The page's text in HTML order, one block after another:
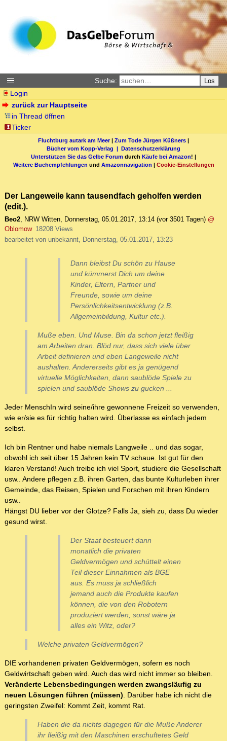
Suche: Los
Login
zurück zur Hauptseite
in Thread öffnen
Ticker
Fluchtburg autark am Meer| Zum Tode Jürgen Küßners |
Bücher vom Kopp-Verlag | Datenschutzerklärung
Unterstützen Sie das Gelbe Forum durch Käufe bei Amazon! |
Weitere Buchempfehlungen und Amazonnavigation | Cookie-Einstellungen
Der Langeweile kann tausendfach geholfen werden
(edit.).
Beo2, NRW Witten, Donnerstag, 05.01.2017, 13:14 (vor 3501 Tagen) @
Oblomow 18208 Views
bearbeitet von unbekannt, Donnerstag, 05.01.2017, 13:23
Dann bleibst Du schön zu Hause
und kümmerst Dich um deine
Kinder, Eltern, Partner und
Freunde, sowie um deine
Persönlichkeitsentwicklung (z.B.
Allgemeinbildung, Kultur etc.).
Muße eben. Und Muse. Bin da schon jetzt fleißig
am Arbeiten dran. Blöd nur, dass sich viele über
Arbeit definieren und eben Langeweile nicht
aushalten. Andererseits gibt es ja genügend
virtuelle Möglichkeiten, dann saublöde Spiele zu
spielen und saublöde Shows zu gucken ...
Jeder MenschIn wird seine/ihre gewonnene Freizeit so verwenden,
wie er/sie es für richtig halten wird. Überlasse es einfach jedem
selbst.
Ich bin Rentner und habe niemals Langweile .. und das sogar,
obwohl ich seit über 15 Jahren kein TV schaue. Ist gut für den
klaren Verstand! Auch treibe ich viel Sport, studiere die Gesellschaft
usw.. Andere pflegen z.B. ihren Garten, das bunte Kulturleben ihrer
Gemeinde, das Reisen, Spielen und Forschen mit ihren Kindern
usw..
Hängst DU lieber vor der Glotze? Falls Ja, sieh zu, dass Du wieder
gesund wirst.
Der Staat besteuert dann
monatlich die privaten
Geldvermögen und schüttelt einen
Teil dieser Einnahmen als BGE
aus. Es muss ja schließlich
jemand auch die Produkte kaufen
können, die von den Robotern
produziert werden, sonst wäre ja
alles ein Witz, oder?
Welche privaten Geldvermögen?
DIE vorhandenen privaten Geldvermögen, sofern es noch
Geldwirtschaft geben wird. Auch das wird nicht immer so bleiben.
Veränderte Lebensbedingungen werden zwangsläufig zu
neuen Lösungen führen (müssen). Darüber habe ich nicht die
geringsten Zweifel: Kommt Zeit, kommt Rat.
Haben die da nichts dagegen für die Muße Anderer
ihr fleißig mit den Maschinen erschuftetes Geld